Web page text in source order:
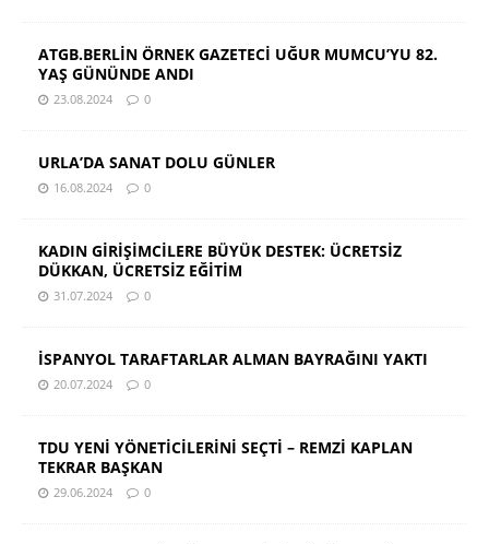
ATGB.BERLİN ÖRNEK GAZETECİ UĞUR MUMCU’YU 82.
YAŞ GÜNÜNDE ANDI
23.08.2024 0
URLA’DA SANAT DOLU GÜNLER
16.08.2024 0
KADIN GİRİŞİMCİLERE BÜYÜK DESTEK: ÜCRETSİZ
DÜKKAN, ÜCRETSİZ EĞİTİM
31.07.2024 0
İSPANYOL TARAFTARLAR ALMAN BAYRAĞINI YAKTI
20.07.2024 0
TDU YENİ YÖNETİCİLERİNİ SEÇTİ – REMZİ KAPLAN
TEKRAR BAŞKAN
29.06.2024 0